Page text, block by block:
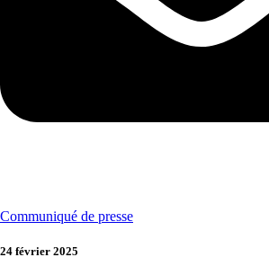
Communiqué de presse
24 février 2025